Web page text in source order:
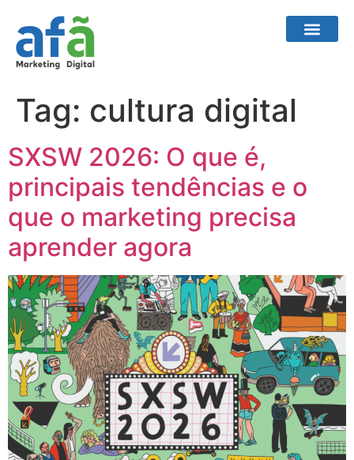
Tag: cultura digital
SXSW 2026: O que é,
principais tendências e o
que o marketing precisa
aprender agora